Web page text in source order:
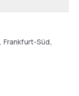
Frankfurt-Süd,